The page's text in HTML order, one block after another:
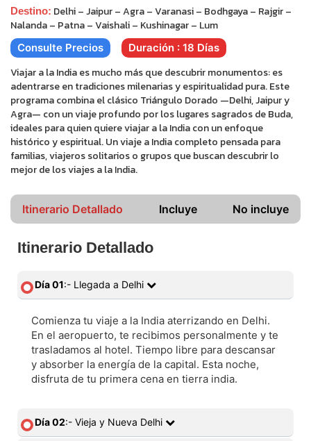
Destino: Delhi – Jaipur – Agra – Varanasi – Bodhgaya – Rajgir –
Nalanda – Patna – Vaishali – Kushinagar – Lum
Consulte Precios Duración : 18 Días
Viajar a la India es mucho más que descubrir monumentos: es
adentrarse en tradiciones milenarias y espiritualidad pura. Este
programa combina el clásico Triángulo Dorado —Delhi, Jaipur y
Agra— con un viaje profundo por los lugares sagrados de Buda,
ideales para quien quiere viajar a la India con un enfoque
histórico y espiritual. Un viaje a India completo pensada para
familias, viajeros solitarios o grupos que buscan descubrir lo
mejor de los viajes a la India.
Itinerario Detallado Incluye No incluye
Itinerario Detallado
Día 01:- Llegada a Delhi
Comienza tu viaje a la India aterrizando en Delhi.
En el aeropuerto, te recibimos personalmente y te
trasladamos al hotel. Tiempo libre para descansar
y absorber la energía de la capital. Esta noche,
disfruta de tu primera cena en tierra india.
Día 02:- Vieja y Nueva Delhi